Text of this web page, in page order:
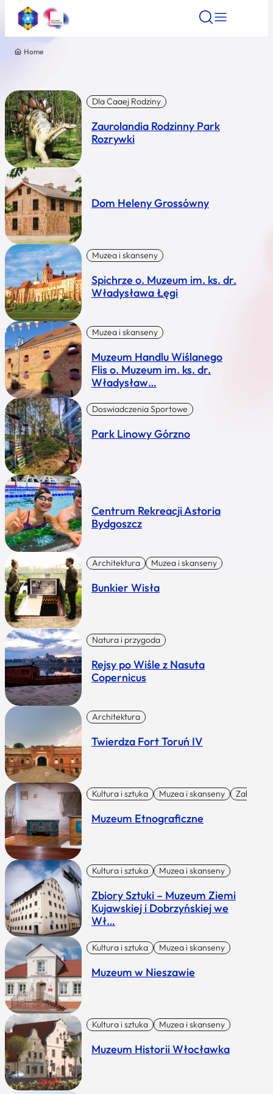
Nazwa atrakcji
Miasto
Kategoria
Home
Dla Caaej Rodziny
Zaurolandia Rodzinny Park
Rozrywki
Dom Heleny Grossówny
Muzea i skanseny
Spichrze o. Muzeum im. ks. dr.
Władysława Łęgi
Muzea i skanseny
Muzeum Handlu Wiślanego
Flis o. Muzeum im. ks. dr.
Władysław…
Doswiadczenia Sportowe
Park Linowy Górzno
Centrum Rekreacji Astoria
Bydgoszcz
Architektura Muzea i skanseny
Bunkier Wisła
Natura i przygoda
Rejsy po Wiśle z Nasuta
Copernicus
Architektura
Twierdza Fort Toruń IV
Kultura i sztuka Muzea i skanseny Zabytki I
Muzeum Etnograficzne
Kultura i sztuka Muzea i skanseny
Zbiory Sztuki – Muzeum Ziemi
Kujawskiej i Dobrzyńskiej we
Wł…
Kultura i sztuka Muzea i skanseny
Muzeum w Nieszawie
Kultura i sztuka Muzea i skanseny
Muzeum Historii Włocławka